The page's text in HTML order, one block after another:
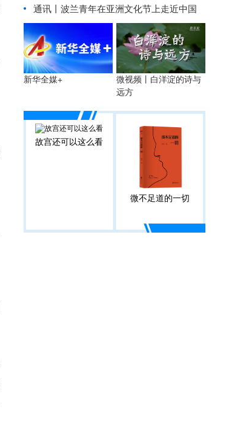
通讯丨波兰青年在亚洲文化节上走近中国
新华全媒+
微视频丨白洋淀的诗与
远方
故宫还可以这么看
微不足道的一切